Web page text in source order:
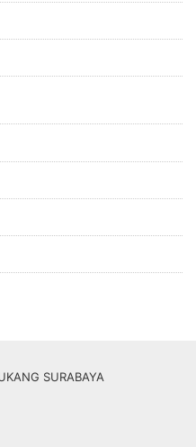
SURABAYA